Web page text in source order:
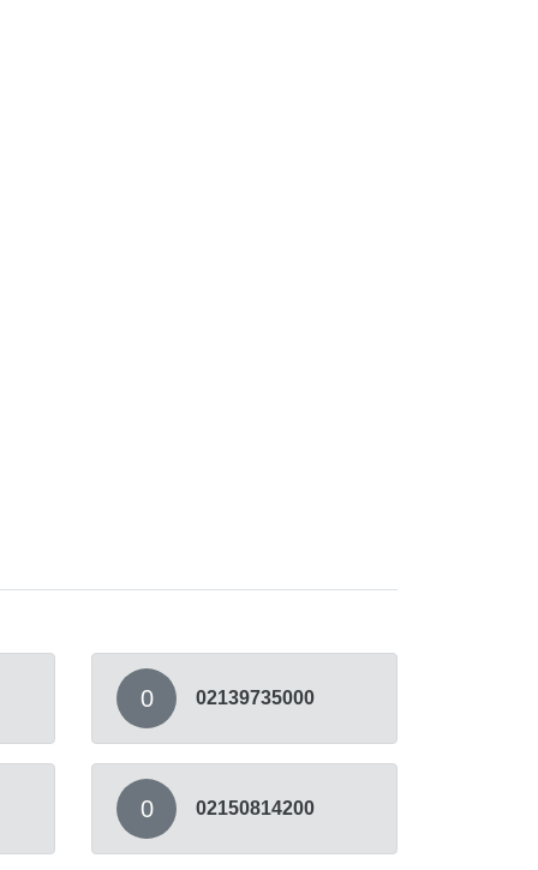
0 02139735000
0 02150814200